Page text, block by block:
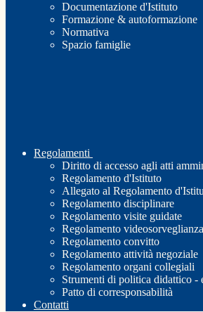
Documentazione d'Istituto
Formazione & autoformazione
Normativa
Spazio famiglie
Regolamenti
Diritto di accesso agli atti
Regolamento d'Istituto
Allegato al Regolamento
Regolamento disciplinare
Regolamento visite guidate
Regolamento videosorveglianza
Regolamento convitto
Regolamento attività negoziale
Regolamento organi collegiali
Strumenti di politica didattico -
Patto di corresponsabilità
Contatti